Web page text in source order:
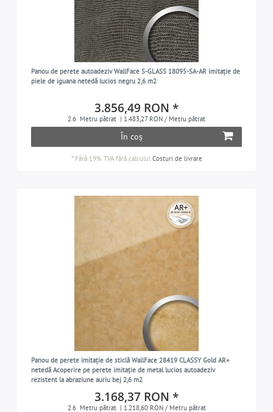
Panou de perete autoadeziv WallFace S-GLASS 18095-SA-AR imitație de
piele de iguana netedă lucios negru 2,6 m2
3.856,49 RON *
2.6 Metru pătrat | 1.483,27 RON / Metru pătrat
În coș
* Fără 19% TVAfără calculul Costuri de livrare
Panou de perete imitație de sticlă WallFace 28419 CLASSY Gold AR+
netedă Acoperire pe perete imitație de metal lucios autoadeziv
rezistent la abraziune auriu bej 2,6 m2
3.168,37 RON *
2.6 Metru pătrat | 1.218,60 RON / Metru pătrat